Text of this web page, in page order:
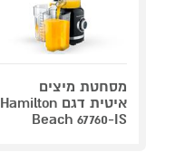
מסחטת מיצים
איטית דגם Hamilton
Beach 67760-IS